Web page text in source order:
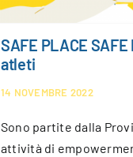
SAFE PLACE
atleti
14 NOVEMBRE 2022
Sono partite dalla
attività di